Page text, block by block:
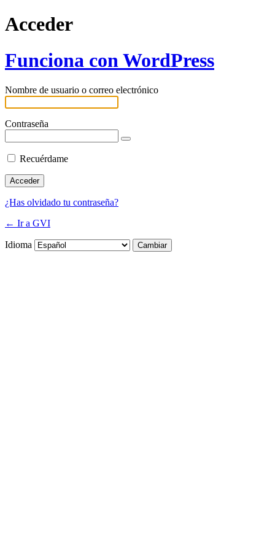
Acceder
Funciona con WordPress
Nombre de usuario o correo electrónico
Contraseña
Recuérdame
¿Has olvidado tu contraseña?
← Ir a GVI
Idioma